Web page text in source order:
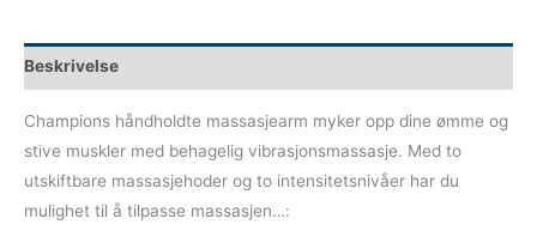
Beskrivelse
Champions håndholdte massasjearm myker opp dine ømme og
stive muskler med behagelig vibrasjonsmassasje. Med to
utskiftbare massasjehoder og to intensitetsnivåer har du
mulighet til å tilpasse massasjen…: